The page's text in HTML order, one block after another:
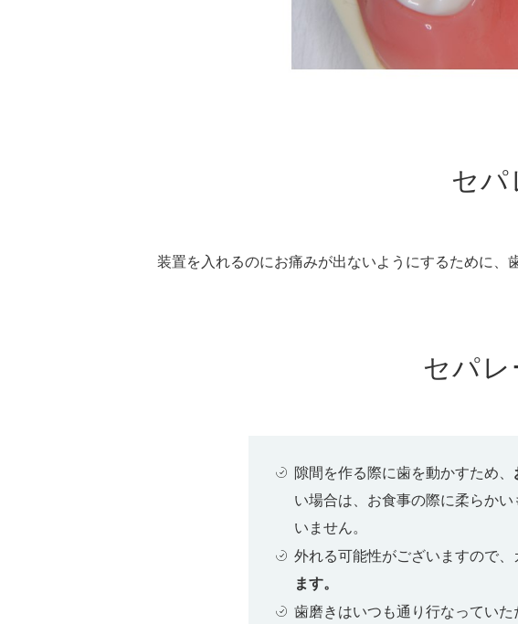
セパ
装置を入れるのにお痛みが出ないようにするために、
セパ
隙間を作る際に歯を動かすため、
い場合は、お食事の際に柔らか
いません。
外れる可能性がございますので
ます。
歯磨きはいつも通り行なってい